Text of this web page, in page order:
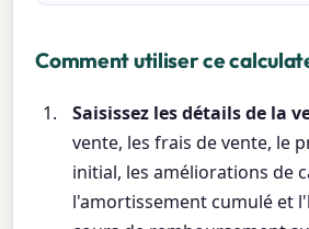
Comment utiliser ce
Saisissez les détails de la
vente, les frais de vente, le
initial, les améliorations de
l'amortissement cumulé et